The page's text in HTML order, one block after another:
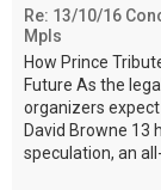
Re: 13/10/16
Mpls
How Prince
Future As the
organizers
David Browne 13
speculation, an